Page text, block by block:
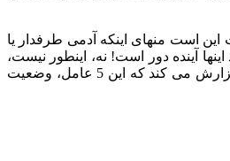
این است منهای اینکه آدمی طرفدار یا
آینده دور است! نه، اینطور نیست،
می کند که این 5 عامل، وضعیت